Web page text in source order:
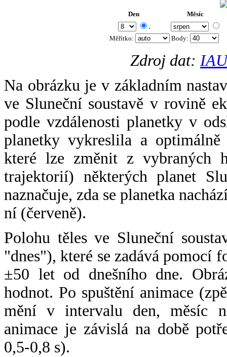
Den Měsíc
.
Měřítko: Body:
Zdroj dat:
Na obrázku je v základním
ve Sluneční soustavě v rovině
podle vzdálenosti planetky v
planetky vykreslila a
které lze změnit z vybraných
trajektorií) některých planet
naznačuje, zda se planetka
ní (červeně).
Polohu těles ve Sluneční
"dnes"), které se zadává pomocí
±50 let od dnešního dne.
hodnot. Po spuštění animace
mění v intervalu den, měsíc
animace je závislá na době
0,5-0,8 s).